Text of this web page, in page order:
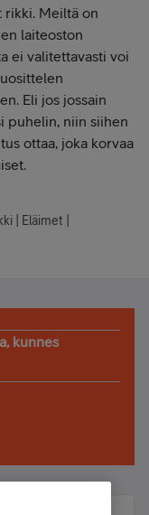
rikki. Meiltä on
laiteoston
ei valitettavasti voi
Eli jos jossain
puhelin, niin siihen
ottaa, joka korvaa
| Eläimet |
kunnes